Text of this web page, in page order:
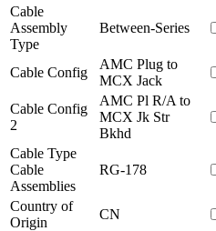
Cable
Assembly
Type
Between-Series
Cable Config
AMC Plug to
MCX Jack
Cable Config
2
AMC Pl R/A to
MCX Jk Str
Bkhd
Cable Type
Cable
Assemblies
RG-178
Country of
Origin
CN